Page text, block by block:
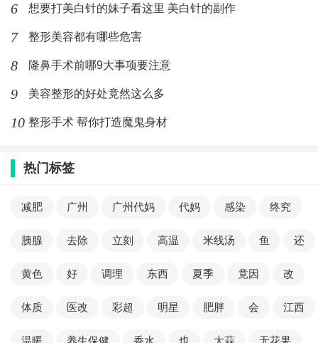
6 想要打美白针的妹子看这里 美白针的副作
7 整形美容都有哪些危害
8 隆鼻手术前哪9大事项要注意
9 美容整形的好处竟然这么多
10 整形手术 帮你打造魔鬼身材
热门标签
减肥 广州 广州代妈 代妈 感染 终究
胰腺 去除 立刻 高温 米线汤 鱼 还
黄色 好 调理 东西 夏季 竟因 改
体质 医改 彩超 明星 肥胖 会 江西
温暖 养生保健 香水 也 大蒜 无花果